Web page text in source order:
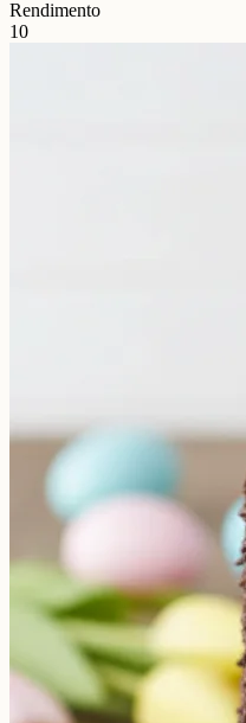
Rendimento
10